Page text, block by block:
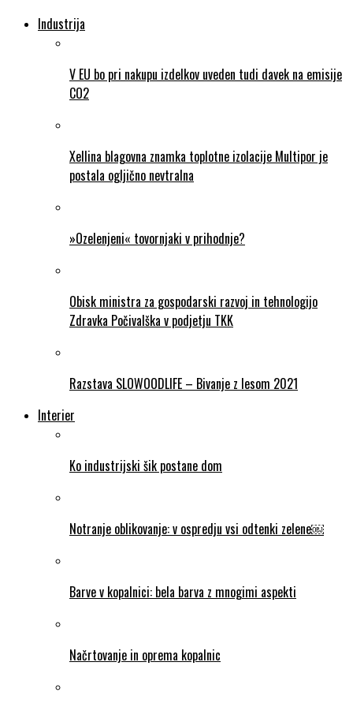
Industrija
V EU bo pri nakupu izdelkov uveden tudi davek na emisije
CO2
Xellina blagovna znamka toplotne izolacije Multipor je
postala ogljično nevtralna
»Ozelenjeni« tovornjaki v prihodnje?
Obisk ministra za gospodarski razvoj in tehnologijo
Zdravka Počivalška v podjetju TKK
Razstava SLOWOODLIFE – Bivanje z lesom 2021
Interier
Ko industrijski šik postane dom
Notranje oblikovanje: v ospredju vsi odtenki zelene￼
Barve v kopalnici: bela barva z mnogimi aspekti
Načrtovanje in oprema kopalnic